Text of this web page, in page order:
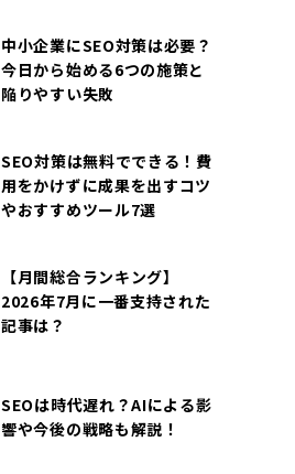
利用規約
特定商取引法に基づく表記
中小企業にSEO対策は必要？
今日から始める6つの施策と
陥りやすい失敗
SEO対策は無料でできる！費
用をかけずに成果を出すコツ
やおすすめツール7選
【月間総合ランキング】
2026年7月に一番支持された
記事は？
SEOは時代遅れ？AIによる影
響や今後の戦略も解説！